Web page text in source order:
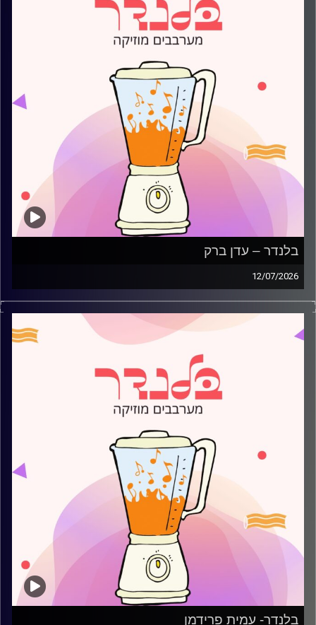
בלנדר – עדן ברק
12/07/2026
מוזיקה קצבית חדשה עם עדן ברק
קרדיט תמונות:
AudioVersity
בלנדר- עמית פרידמן